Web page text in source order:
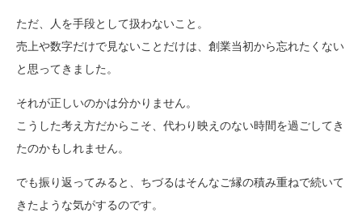
ただ、人を手段として扱わないこと。
売上や数字だけで見ないことだけは、創業当初から忘れたくない
と思ってきました。
それが正しいのかは分かりません。
こうした考え方だからこそ、代わり映えのない時間を過ごしてき
たのかもしれません。
でも振り返ってみると、ちづるはそんなご縁の積み重ねで続いて
きたような気がするのです。